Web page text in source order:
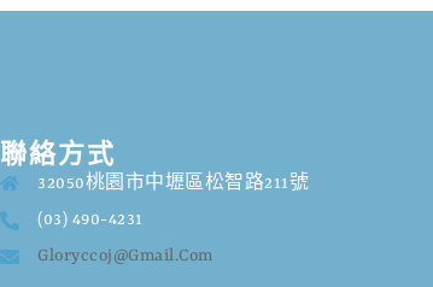
聯絡方式
32050桃園市中壢區松智路211號
(03) 490-4231
Gloryccoj@gmail.com